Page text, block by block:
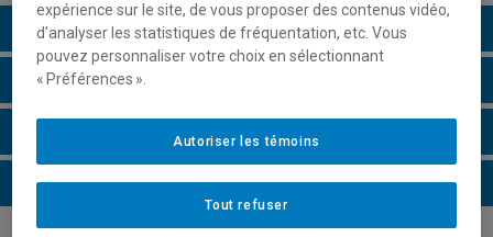
Description du cours
Horaire - Été 2026
Horaire - Automne 2026
Horaire - Hiver 2027
expérience sur le site, de vous proposer des contenus vidéo,
d’analyser les statistiques de fréquentation, etc. Vous
pouvez personnaliser votre choix en sélectionnant
« Préférences ».
Tout refuser
Autoriser les témoins